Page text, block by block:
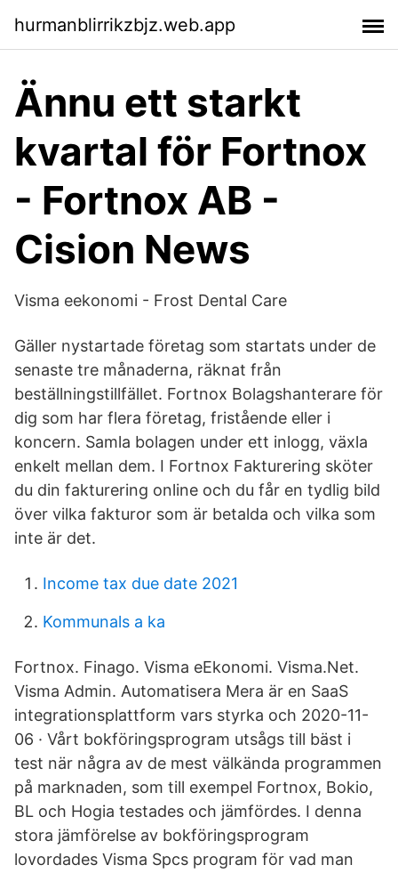
hurmanblirrikzbjz.web.app
Ännu ett starkt
kvartal för Fortnox
- Fortnox AB -
Cision News
Visma eekonomi - Frost Dental Care
Gäller nystartade företag som startats under de
senaste tre månaderna, räknat från
beställningstillfället. Fortnox Bolagshanterare för
dig som har flera företag, fristående eller i
koncern. Samla bolagen under ett inlogg, växla
enkelt mellan dem. I Fortnox Fakturering sköter
du din fakturering online och du får en tydlig bild
över vilka fakturor som är betalda och vilka som
inte är det.
Income tax due date 2021
Kommunals a ka
Fortnox. Finago. Visma eEkonomi. Visma.Net.
Visma Admin. Automatisera Mera är en SaaS
integrationsplattform vars styrka och 2020-11-
06 · Vårt bokföringsprogram utsågs till bäst i
test när några av de mest välkända programmen
på marknaden, som till exempel Fortnox, Bokio,
BL och Hogia testades och jämfördes. I denna
stora jämförelse av bokföringsprogram
lovordades Visma Spcs program för vad man